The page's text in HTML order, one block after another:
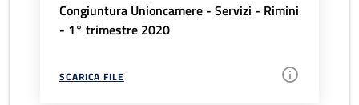
Congiuntura Unioncamere - Servizi - Rimini
- 1° trimestre 2020
SCARICA FILE